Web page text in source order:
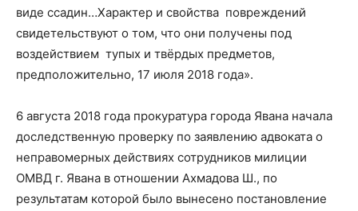
виде ссадин…Характер и свойства повреждений
свидетельствуют о том, что они получены под
воздействием тупых и твёрдых предметов,
предположительно, 17 июля 2018 года».
6 августа 2018 года прокуратура города Явана начала
доследственную проверку по заявлению адвоката о
неправомерных действиях сотрудников милиции
ОМВД г. Явана в отношении Ахмадова Ш., по
результатам которой было вынесено постановление